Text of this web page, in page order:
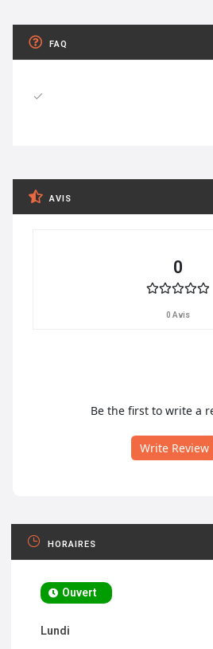
FAQ
AVIS
0
0 Avis
Be the first to write a
Write Review
HORAIRES
Ouvert
Lundi